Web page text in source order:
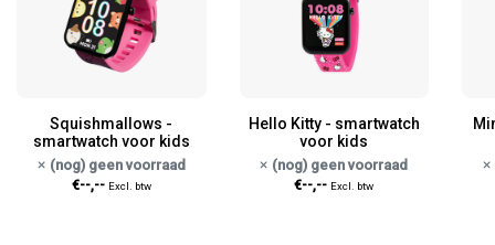
Squishmallows -
smartwatch voor kids
(nog) geen voorraad
€--,-- Excl. btw
Hello Kitty - smartwatch
voor kids
(nog) geen voorraad
€--,-- Excl. btw